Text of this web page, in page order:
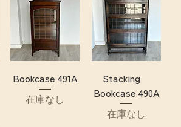
Bookcase 491A
在庫なし
Stacking
Bookcase 490A
在庫なし